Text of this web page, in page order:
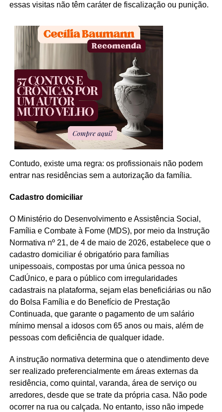
essas visitas não têm caráter de fiscalização ou punição.
Contudo, existe uma regra: os profissionais não podem
entrar nas residências sem a autorização da família.
Cadastro domiciliar
O Ministério do Desenvolvimento e Assistência Social,
Família e Combate à Fome (MDS), por meio da Instrução
Normativa nº 21, de 4 de maio de 2026, estabelece que o
cadastro domiciliar é obrigatório para famílias
unipessoais, compostas por uma única pessoa no
CadÚnico, e para o público com irregularidades
cadastrais na plataforma, sejam elas beneficiárias ou não
do Bolsa Família e do Benefício de Prestação
Continuada, que garante o pagamento de um salário
mínimo mensal a idosos com 65 anos ou mais, além de
pessoas com deficiência de qualquer idade.
A instrução normativa determina que o atendimento deve
ser realizado preferencialmente em áreas externas da
residência, como quintal, varanda, área de serviço ou
arredores, desde que se trate da própria casa. Não pode
ocorrer na rua ou calçada. No entanto, isso não impede